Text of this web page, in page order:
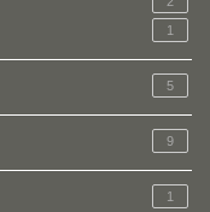
1
5
9
1